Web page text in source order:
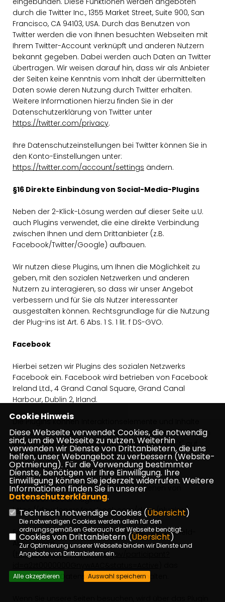
durch die Twitter Inc., 1355 Market Street, Suite 900, San
Francisco, CA 94103, USA. Durch das Benutzen von
Twitter werden die von Ihnen besuchten Webseiten mit
Ihrem Twitter-Account verknüpft und anderen Nutzern
bekannt gegeben. Dabei werden auch Daten an Twitter
übertragen. Wir weisen darauf hin, dass wir als Anbieter
der Seiten keine Kenntnis vom Inhalt der übermittelten
Daten sowie deren Nutzung durch Twitter erhalten.
Weitere Informationen hierzu finden Sie in der
Datenschutzerklärung von Twitter unter
https://twitter.com/privacy.
Ihre Datenschutzeinstellungen bei Twitter können Sie in
den Konto-Einstellungen unter:
https://twitter.com/account/settings ändern.
§16 Direkte Einbindung von Social-Media-Plugins
Neben der 2-Klick-Lösung werden auf dieser Seite u.U.
auch Plugins verwendet, die eine direkte Verbindung
zwischen Ihnen und dem Drittanbieter (z.B.
Facebook/Twitter/Google) aufbauen.
Wir nutzen diese Plugins, um Ihnen die Möglichkeit zu
geben, mit den sozialen Netzwerken und anderen
Nutzern zu interagieren, so dass wir unser Angebot
verbessern und für Sie als Nutzer interessanter
ausgestalten können. Rechtsgrundlage für die Nutzung
der Plug-ins ist Art. 6 Abs. 1 S. 1 lit. f DS-GVO.
Facebook
Hierbei setzen wir Plugins des sozialen Netzwerks
Facebook ein. Facebook wird betrieben von Facebook
Ireland Ltd., 4 Grand Canal Square, Grand Canal
Harbour, Dublin 2, Irland.
Die Plugins können Interaktionselemente und Inhalte
(Bilder, Videos, Textbeiträge etc.) darstellen und sind an
einem Logo von Facebook erkennbar. (helles "f" auf
hellblauer Kachel oder Begriffe wie "Like" oder dem
"Daumen-Symbol")
Hier finden Sie eine Liste und das Aussehen von
Facebook Social Plugins:
https://developers.facebook.com/docs/plugins/
Facebook garantiert im Rahmen des Privcy-Shield-
Abkommen
https://www.privacyshield.gov/participant?
europäische Datenschutzrecht einzuhalten.
Cookie Hinweis
Diese Webseite verwendet Cookies, die notwendig
sind, um die Webseite zu nutzen. Weiterhin
verwenden wir Dienste von Drittanbietern, die uns
helfen, unser Webangebot zu verbessern (Website-
Optmierung). Für die Verwendung bestimmter
Dienste, benötigen wir Ihre Einwilligung. Ihre
Einwilligung können Sie jederzeit widerrufen. Weitere
Informationen finden Sie in unserer
Datenschutzerklärung.
Technisch notwendige Cookies (Übersicht)
Die notwendigen Cookies werden allein für den
ordnungsgemäßen Gebrauch der Webseite benötigt.
Cookies von Drittanbietern (Übersicht)
Zur Optimierung unserer Webseite binden wir Dienste und
Angebote von Drittanbietern ein.
Alle akzeptieren Auswahl speichern